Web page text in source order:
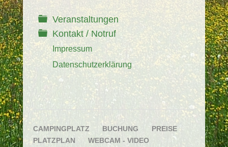
Veranstaltungen
Kontakt / Notruf
Impressum
Datenschutzerklärung
NAVIGATION
ÜBERSPRINGEN
CAMPINGPLATZ BUCHUNG
PREISE
PLATZPLAN
WEBCAM - VIDEO